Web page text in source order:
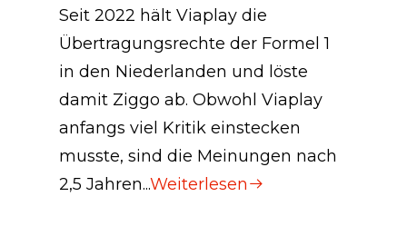
Seit 2022 hält Viaplay die
Übertragungsrechte der Formel 1
in den Niederlanden und löste
damit Ziggo ab. Obwohl Viaplay
anfangs viel Kritik einstecken
musste, sind die Meinungen nach
2,5 Jahren...Weiterlesen